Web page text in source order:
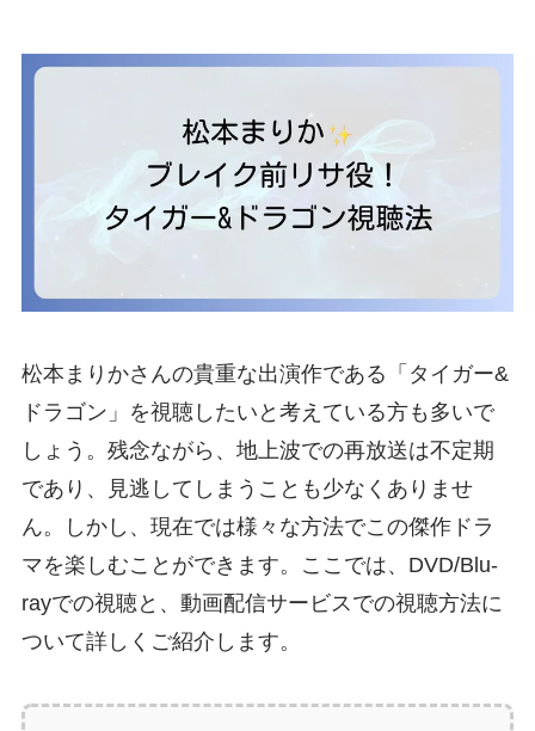
松本まりかさんの貴重な出演作である「タイガー&
ドラゴン」を視聴したいと考えている方も多いで
しょう。残念ながら、地上波での再放送は不定期
であり、見逃してしまうことも少なくありませ
ん。しかし、現在では様々な方法でこの傑作ドラ
マを楽しむことができます。ここでは、DVD/Blu-
rayでの視聴と、動画配信サービスでの視聴方法に
ついて詳しくご紹介します。